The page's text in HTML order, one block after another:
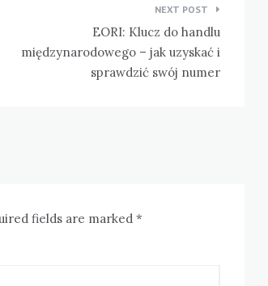
NEXT POST
EORI: Klucz do handlu
międzynarodowego – jak uzyskać i
sprawdzić swój numer
fields are marked *